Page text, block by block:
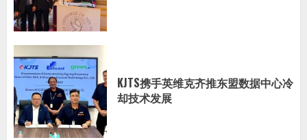
KJTS携手英维克齐推东盟数据中心冷
却技术发展